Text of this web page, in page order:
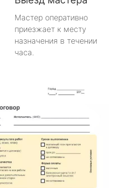
Мастер оперативно
приезжает к месту
назначения в течении
часа.